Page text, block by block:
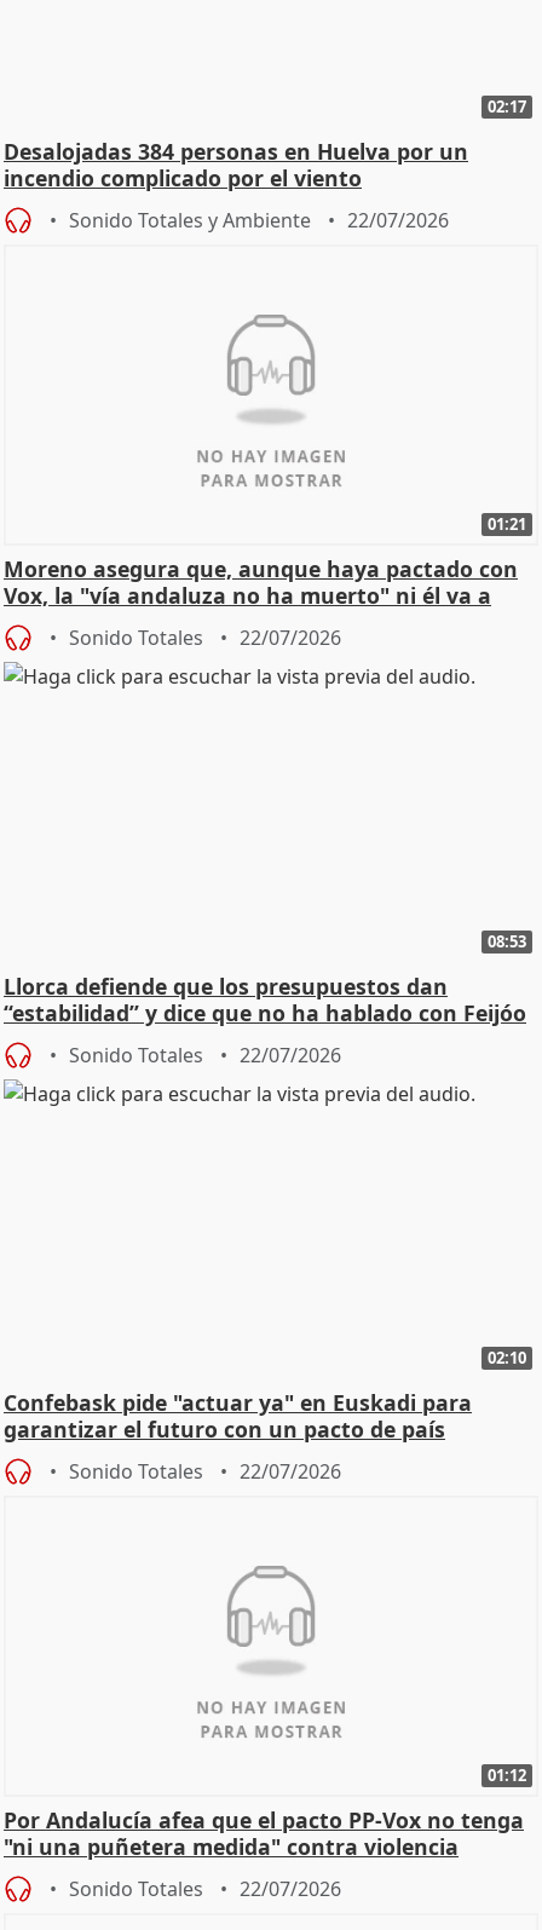
02:17
Desalojadas 384 personas en Huelva por un
incendio complicado por el viento
Sonido Totales y Ambiente 22/07/2026
01:21
Moreno asegura que, aunque haya pactado con
Vox, la "vía andaluza no ha muerto" ni él va a
"cambiar"
Sonido Totales 22/07/2026
08:53
Llorca defiende que los presupuestos dan
“estabilidad” y dice que no ha hablado con Feijóo
Sonido Totales 22/07/2026
02:10
Confebask pide "actuar ya" en Euskadi para
garantizar el futuro con un pacto de país
Sonido Totales 22/07/2026
01:12
Por Andalucía afea que el pacto PP-Vox no tenga
"ni una puñetera medida" contra violencia
machista
Sonido Totales 22/07/2026